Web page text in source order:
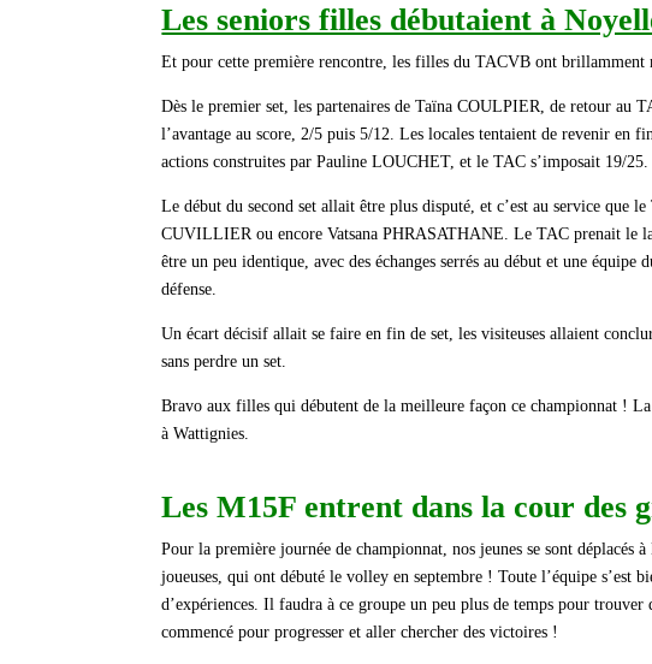
Les seniors filles débutaient à
Et pour cette première rencontre, les filles du TACVB ont brillamment
Dès le premier set, les partenaires de Taïna COULPIER, de retour au
l’avantage au score, 2/5 puis 5/12. Les locales tentaient de revenir en
actions construites par Pauline LOUCHET, et le TAC s’imposait 19/25.
Le début du second set allait être plus disputé, et c’est au service que
CUVILLIER ou encore Vatsana PHRASATHANE. Le TAC prenait le
être un peu identique, avec des échanges serrés au début et une
défense.
Un écart décisif allait se faire en fin de set, les visiteuses allaient
sans perdre un set.
Bravo aux filles qui débutent de la meilleure façon ce championnat !
à Wattignies.
Les M15F entrent dans la cour des
Pour la première journée de championnat, nos jeunes se sont déplacés
joueuses, qui ont débuté le volley en septembre ! Toute l’équipe s’est
d’expériences. Il faudra à ce groupe un peu plus de temps pour
commencé pour progresser et aller chercher des victoires !